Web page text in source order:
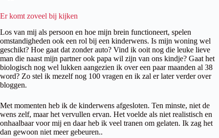
Er komt zoveel bij kijken
Los van mij als persoon en hoe mijn brein functioneert, spelen
omstandigheden ook een rol bij een kinderwens. Is mijn woning wel
geschikt? Hoe gaat dat zonder auto? Vind ik ooit nog die leuke lieve
man die naast mijn partner ook papa wil zijn van ons kindje? Gaat het
biologisch nog wel lukken aangezien ik over een paar maanden al 38
word? Zo stel ik mezelf nog 100 vragen en ik zal er later verder over
bloggen.
Met momenten heb ik de kinderwens afgesloten. Ten minste, niet de
wens zelf, maar het vervullen ervan. Het voelde als niet realistisch en
onhaalbaar voor mij en daar heb ik veel tranen om gelaten. Ik zag het
dan gewoon niet meer gebeuren..